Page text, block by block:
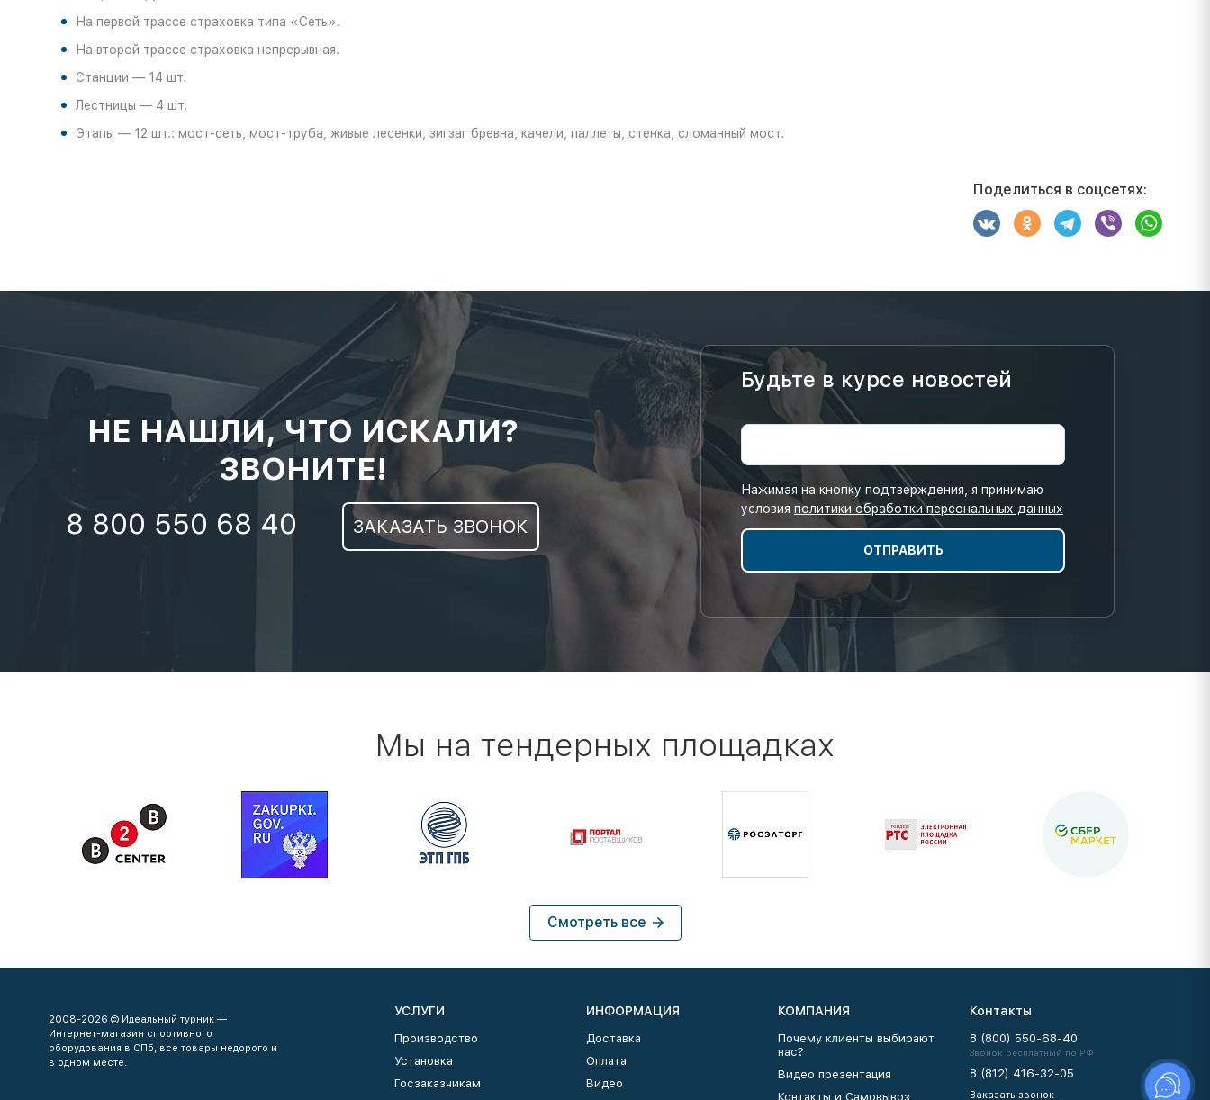
На первой трассе страховка типа «Сеть».
На второй трассе страховка непрерывная.
Станции — 14 шт.
Лестницы — 4 шт.
Этапы — 12 шт.: мост-сеть, мост-труба, живые лесенки, зигзаг бревна, качели, паллеты, стенка, сломанный мост.
Поделиться в соцсетях:
НЕ НАШЛИ, ЧТО ИСКАЛИ?
ЗВОНИТЕ!
8 800 550 68 40 ЗАКАЗАТЬ ЗВОНОК
Будьте в курсе новостей
Нажимая на кнопку подтверждения, я принимаю
условия политики обработки персональных данных
Мы на тендерных площадках
Смотреть все
2008-2026 © Идеальный турник —
Интернет-магазин спортивного
оборудования в СПб, все товары недорого и
в одном месте.
УСЛУГИ
Производство
Установка
Госзаказчикам
ИНФОРМАЦИЯ
Доставка
Оплата
Видео
КОМПАНИЯ
Почему клиенты выбирают
нас?
Видео презентация
Контакты и Самовывоз
Контакты
8 (800) 550-68-40
Звонок бесплатный по РФ
8 (812) 416-32-05
Заказать звонок